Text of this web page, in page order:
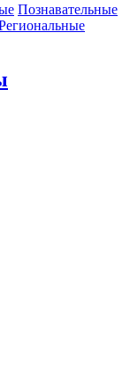
Познавательные